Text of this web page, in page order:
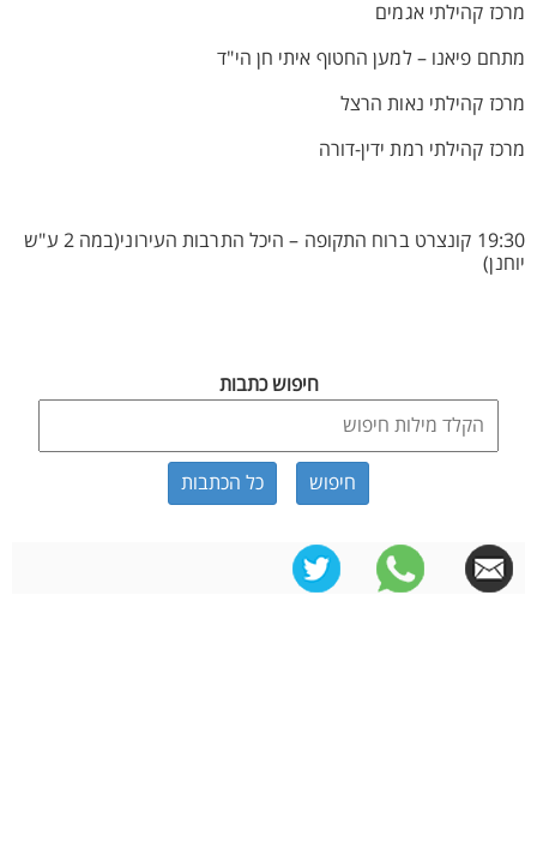
מרכז קהילתי אגמים
מתחם פיאנו – למען החטוף איתי חן הי"ד
מרכז קהילתי נאות הרצל
מרכז קהילתי רמת ידין-דורה
19:30 קונצרט ברוח התקופה – היכל התרבות העירוני(במה 2 ע"ש
יוחנן)
חיפוש כתבות
כל הכתבות